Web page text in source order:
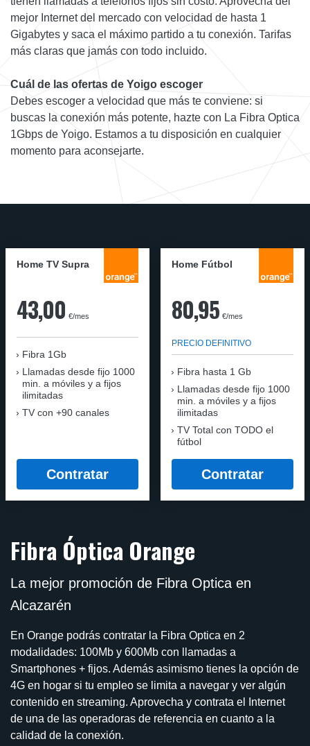
mejor Internet del mercado con velocidad de hasta 1
Gigabytes y saca el máximo partido a tu conexión. Tarifas
más claras que jamás con todo incluido.
Cuál de las ofertas de Yoigo escoger
Debes escoger a velocidad que más te conviene: si
buscas la conexión más potente, hazte con La Fibra Optica
1Gbps de Yoigo. Estamos a tu disposición en cualquier
momento para aconsejarte.
Home TV Supra
43,00 €/mes
Fibra 1Gb
Llamadas desde fijo 1000
min. a móviles y a fijos
ilimitadas
TV con +90 canales
Contratar
Home Fútbol
80,95 €/mes
PRECIO DEFINITIVO
Fibra hasta 1 Gb
Llamadas desde fijo 1000
min. a móviles y a fijos
ilimitadas
TV Total con TODO el
fútbol
Contratar
Fibra Óptica Orange
La mejor promoción de Fibra Optica en
Alcazarén
En Orange podrás contratar la Fibra Optica en 2
modalidades: 100Mb y 600Mb con llamadas a
Smartphones + fijos. Además asimismo tienes la opción de
4G en hogar si tu empleo se limita a navegar y ver algún
contenido en streaming. Aprovecha y contrata el Internet
de una de las operadoras de referencia en cuanto a la
calidad de la conexión.